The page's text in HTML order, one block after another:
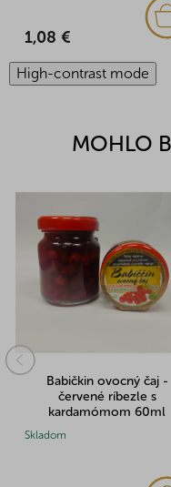
1,08 €
High-contrast mode
MOHLO
Babičkin ovocný čaj -
červené ríbezle s
kardamómom 60ml
Skladom